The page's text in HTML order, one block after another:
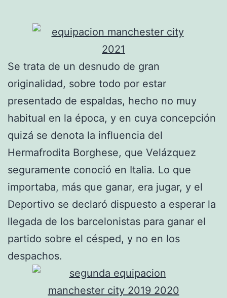
Se trata de un desnudo de gran
originalidad, sobre todo por estar
presentado de espaldas, hecho no muy
habitual en la época, y en cuya concepción
quizá se denota la influencia del
Hermafrodita Borghese, que Velázquez
seguramente conoció en Italia. Lo que
importaba, más que ganar, era jugar, y el
Deportivo se declaró dispuesto a esperar la
llegada de los barcelonistas para ganar el
partido sobre el césped, y no en los
despachos.